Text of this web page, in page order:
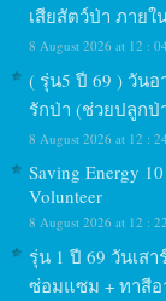
เสียสัตว์ป่า ภายใ
8 August 2026 at 12 :
( รุ่น5 ปี 69 ) วัน
รักป่า (ช่วยปลูกป่
8 August 2026 at 12 :
Saving Energy
Volunteer
8 August 2026 at 12 :
รุ่น 1 ปี 69 วันเส
ซ่อมแซม + ทาสีอ